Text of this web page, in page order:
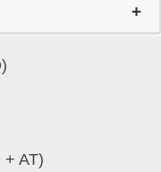
AT)